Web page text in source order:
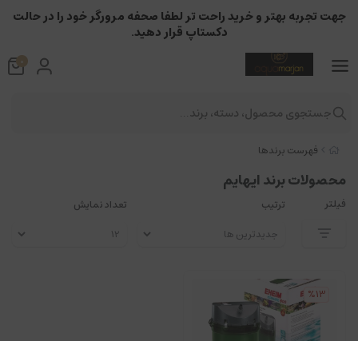
فهرست برندها
محصولات برند ایهایم
فیلتر ترتیب تعداد نمایش
%13
جهت تجربه بهتر و خرید راحت تر لطفا صحفه مرورگر خود را در حالت
دکستاپ قرار دهید.
0
جستجوی محصول، دسته، برند...